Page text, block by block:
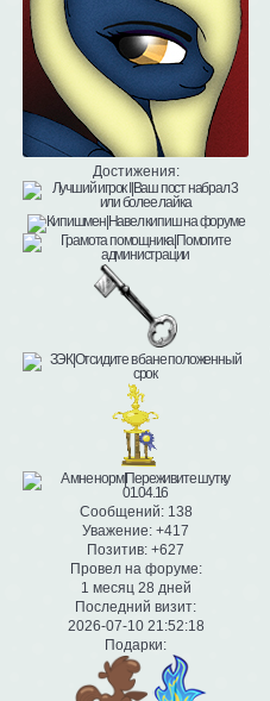
Достижения:
Сообщений:138
Уважение: +417
Позитив: +627
Провел на форуме:
1 месяц 28 дней
Последний визит:
2026-07-10 21:52:18
Подарки: